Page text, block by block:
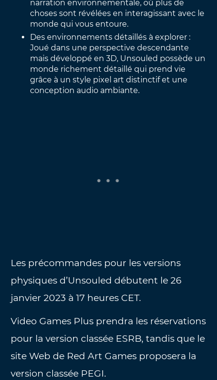
narration environnementale, où plus de
choses sont révélées en interagissant avec le
monde qui vous entoure.
Des environnements détaillés à explorer :
Joué dans une perspective descendante
mais développé en 3D, Unsouled possède un
monde richement détaillé qui prend vie
grâce à un style pixel art distinctif et une
conception audio ambiante.
Les précommandes pour les versions
physiques d’Unsouled débutent le 26
janvier 2023 à 17 heures CET.
Video Games Plus prendra les réservations
pour la version classée ESRB, tandis que le
site Web de Red Art Games proposera la
version classée PEGI.